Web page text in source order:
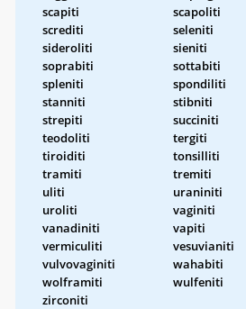
scapiti
scapoliti
screditi
seleniti
sideroliti
sieniti
soprabiti
sottabiti
spleniti
spondiliti
stanniti
stibniti
strepiti
succiniti
teodoliti
tergiti
tiroiditi
tonsilliti
tramiti
tremiti
uliti
uraniniti
uroliti
vaginiti
vanadiniti
vapiti
vermiculiti
vesuvianiti
vulvovaginiti
wahabiti
wolframiti
wulfeniti
zirconiti